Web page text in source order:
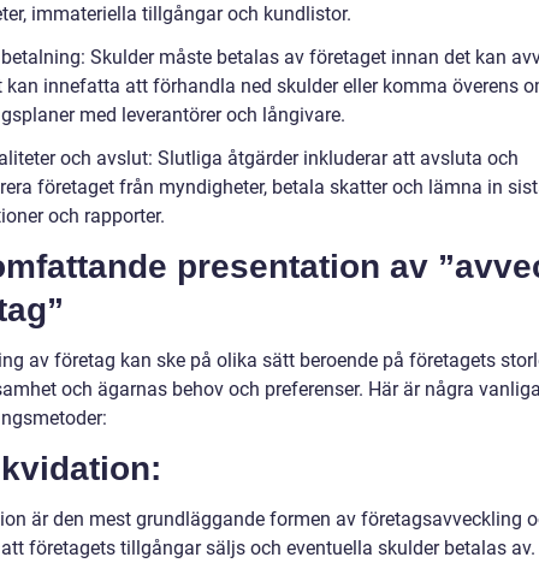
immateriella tillgångar och kundlistor.
Skulder måste betalas av företaget innan det kan
kan innefatta att förhandla ned skulder eller komma överens
med leverantörer och långivare.
och avslut: Slutliga åtgärder inkluderar att avsluta och
företaget från myndigheter, betala skatter och lämna in
och rapporter.
presentation av
av företag kan ske på olika sätt beroende på företagets
och ägarnas behov och preferenser. Här är några
är den mest grundläggande formen av företagsavveckling
företagets tillgångar säljs och eventuella skulder betalas av.